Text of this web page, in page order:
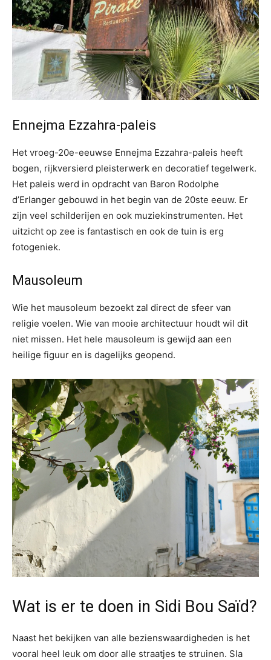
Ennejma Ezzahra-paleis
Het vroeg-20e-eeuwse Ennejma Ezzahra-paleis heeft
bogen, rijkversierd pleisterwerk en decoratief tegelwerk.
Het paleis werd in opdracht van Baron Rodolphe
d’Erlanger gebouwd in het begin van de 20ste eeuw. Er
zijn veel schilderijen en ook muziekinstrumenten. Het
uitzicht op zee is fantastisch en ook de tuin is erg
fotogeniek.
Mausoleum
Wie het mausoleum bezoekt zal direct de sfeer van
religie voelen. Wie van mooie architectuur houdt wil dit
niet missen. Het hele mausoleum is gewijd aan een
heilige figuur en is dagelijks geopend.
Wat is er te doen in Sidi Bou Saïd?
Naast het bekijken van alle bezienswaardigheden is het
vooral heel leuk om door alle straatjes te struinen. Sla